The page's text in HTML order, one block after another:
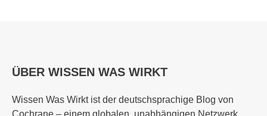
ÜBER WISSEN WAS WIRKT
Wissen Was Wirkt ist der deutschsprachige Blog von
Cochrane – einem globalen, unabhängigen Netzwerk